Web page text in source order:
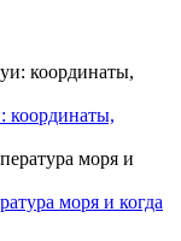
координаты,
моря и когда